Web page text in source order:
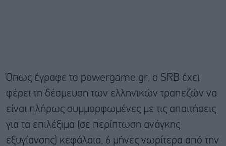
Όπως έγραφε το powergame.gr, ο SRB έχει
φέρει τη δέσμευση των ελληνικών τραπεζών να
είναι πλήρως συμμορφωμένες με τις απαιτήσεις
για τα επιλέξιμα (σε περίπτωση ανάγκης
εξυγίανσης) κεφάλαια, 6 μήνες νωρίτερα από την